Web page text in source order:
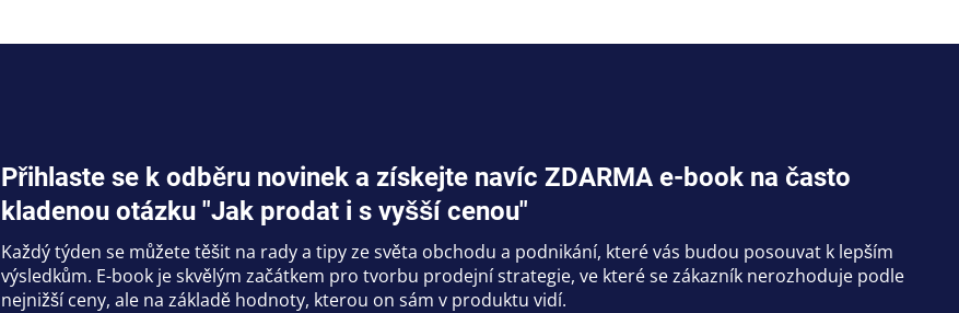
Přihlaste se k odběru novinek a získejte navíc ZDARMA e-book na často
kladenou otázku "Jak prodat i s vyšší cenou"
Každý týden se můžete těšit na rady a tipy ze světa obchodu a podnikání, které vás budou posouvat k lepším
výsledkům. E-book je skvělým začátkem pro tvorbu prodejní strategie, ve které se zákazník nerozhoduje podle
nejnižší ceny, ale na základě hodnoty, kterou on sám v produktu vidí.